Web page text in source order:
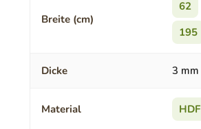
Breite (cm)
62
195
Dicke 3 mm
Material HDF